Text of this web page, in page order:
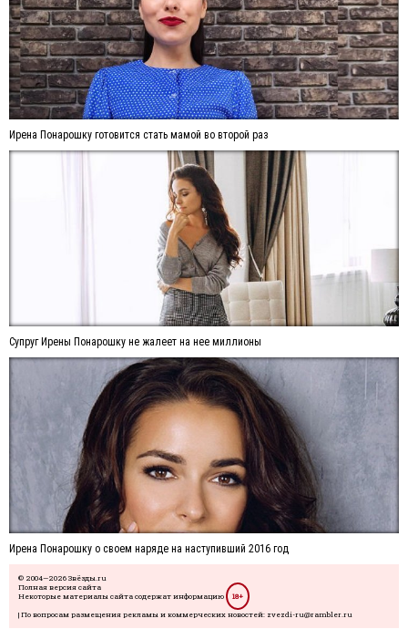
Ирена Понарошку готовится стать мамой во второй раз
Супруг Ирены Понарошку не жалеет на нее миллионы
Ирена Понарошку о своем наряде на наступивший 2016 год
© 2004—2026 Звёзды.ru
Полная версия сайта
Некоторые материалы сайта содержат информацию
18+
| По вопросам размещения рекламы и коммерческих новостей: zvezdi-ru@rambler.ru